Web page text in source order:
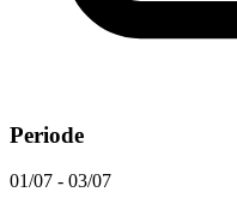
Periode
01/07 - 03/07